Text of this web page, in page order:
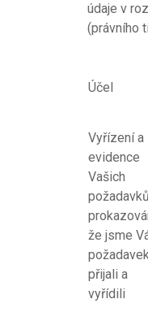
údaje v
(právního
Účel
Vyřízení a
evidence
Vašich
že jsme
přijali a
vyřídili